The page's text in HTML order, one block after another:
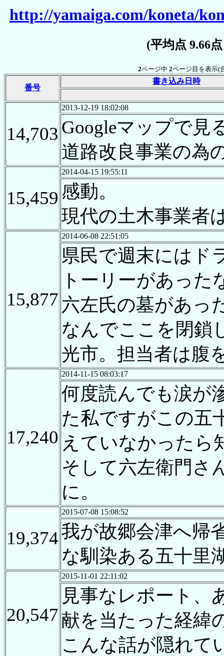
http://yamaiga.com/koneta/
(平均点 9.66
2ページ中 2ページ目を表示(
番号
書き込み日時
14,703
2013-12-19 18:02:08
Googleマップで見
道路改良事業の為
15,459
2014-04-15 19:55:11
感動。
現代の土木事業者
15,877
2014-06-08 22:51:05
県民で週末にはド
トーリーがあっ
六左氏の墓があっ
なんでここを閉鎖
光市。担当者は腹
17,240
2014-11-15 08:03:17
何度読んでも涙が
た私ですがこの五
えていなかったら
そして六左衛門さ
に。
19,374
2015-07-08 15:08:52
我が故郷会津へ帰
な馴染ある五十里
20,547
2015-11-01 22:11:02
見事なレポート、
献を当たった経緯
こんな話が隠れて